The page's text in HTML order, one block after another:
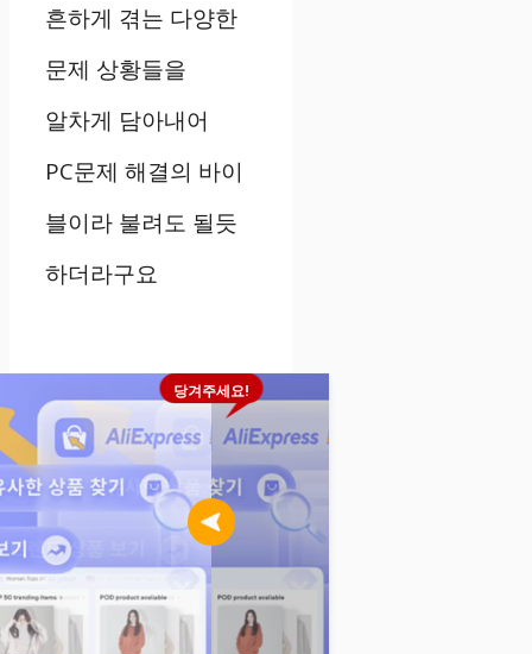
흔하게 겪는 다양한
문제 상황들을
알차게 담아내어
PC문제 해결의 바이
블이라 불려도 될듯
하더라구요
당겨주세요!